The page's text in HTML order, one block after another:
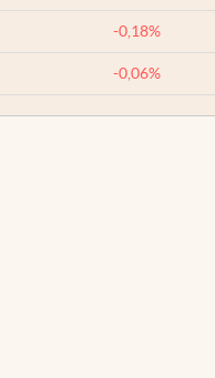
-0,18%
-0,06%